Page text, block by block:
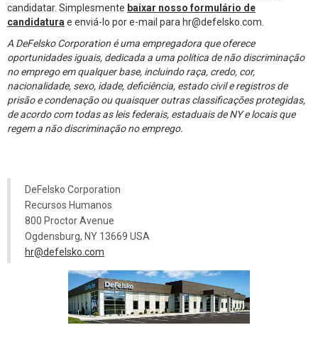
candidatar. Simplesmente baixar nosso formulário de
candidatura e enviá-lo por e-mail para hr@defelsko.com.
A DeFelsko Corporation é uma empregadora que oferece
oportunidades iguais, dedicada a uma política de não discriminação
no emprego em qualquer base, incluindo raça, credo, cor,
nacionalidade, sexo, idade, deficiência, estado civil e registros de
prisão e condenação ou quaisquer outras classificações protegidas,
de acordo com todas as leis federais, estaduais de NY e locais que
regem a não discriminação no emprego.
DeFelsko Corporation
Recursos Humanos
800 Proctor Avenue
Ogdensburg, NY 13669 USA
hr@defelsko.com